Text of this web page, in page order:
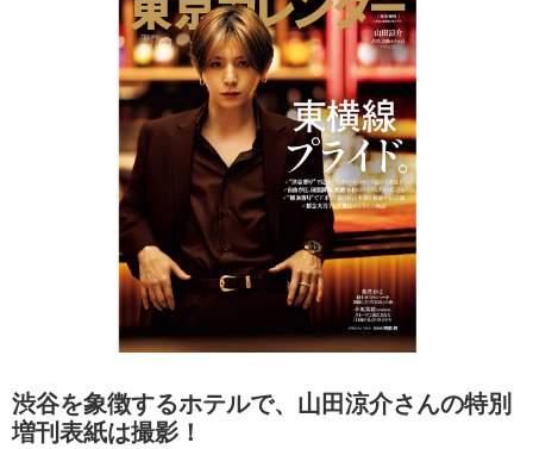
渋谷を象徴するホテルで、山田涼介さんの特別
増刊表紙は撮影！